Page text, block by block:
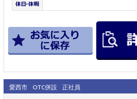
愛西市 OTC併設 正社員